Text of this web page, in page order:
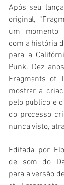
Após seu
original,
um momento
com a história
para a
Punk. Dez
Fragments of
mostrar a
pelo público e
do processo
nunca visto,
Editada por
de som do
para a versão